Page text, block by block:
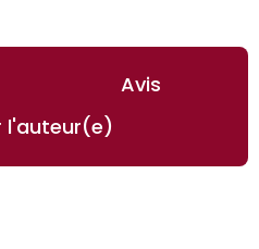
Avis
l'auteur(e)